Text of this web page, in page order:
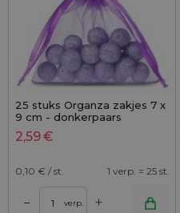
25 stuks Organza zakjes 7 x
9 cm - donkerpaars
2,59€
0,10 € / st. 1 verp. = 25 st.
– verp. +